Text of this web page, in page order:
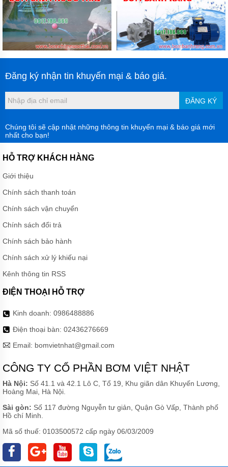
Đăng ký nhận tin khuyến mại & báo giá.
ĐĂNG KÝ
Chúng tôi sẽ cập nhật những thông tin khuyến mại & báo giá mới
nhất cho bạn!
HỖ TRỢ KHÁCH HÀNG
Giới thiệu
Chính sách thanh toán
Chính sách vận chuyển
Chính sách đổi trả
Chính sách bảo hành
Chính sách xử lý khiếu nại
Kênh thông tin RSS
ĐIỆN THOẠI HỖ TRỢ
Kinh doanh: 0986488886
Điện thoại bàn: 02436276669
Email: bomvietnhat@gmail.com
CÔNG TY CỔ PHẦN BƠM VIỆT NHẬT
Hà Nội: Số 41.1 và 42.1 Lô C, Tổ 19, Khu giãn dân Khuyến Lương,
Hoàng Mai, Hà Nội.
Sài gòn: Số 117 đường Nguyễn tư giản, Quận Gò Vấp, Thành phố
Hồ chí Minh.
Mã số thuế: 0103500572 cấp ngày 06/03/2009